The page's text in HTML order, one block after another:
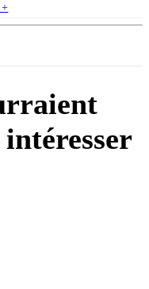
+